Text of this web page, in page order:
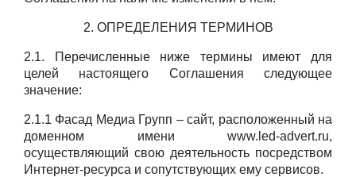
2. ОПРЕДЕЛЕНИЯ ТЕРМИНОВ
2.1. Перечисленные ниже термины имеют для
целей настоящего Соглашения следующее
значение:
2.1.1 Фасад Медиа Групп – сайт, расположенный на
доменном имени www.led-advert.ru,
осуществляющий свою деятельность посредством
Интернет-ресурса и сопутствующих ему сервисов.